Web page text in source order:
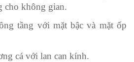
cho không gian.
tầng với mặt bậc và mặt ốp
cá với lan can kính.